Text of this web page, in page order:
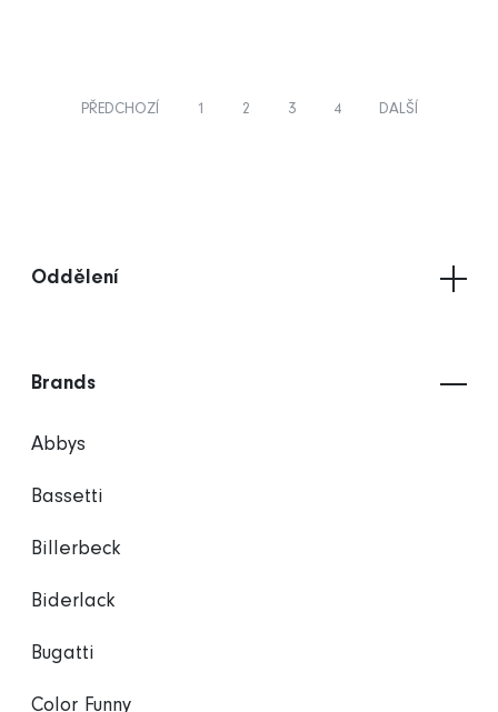
PŘEDCHOZÍ 1 2 3 4 DALŠÍ
Oddělení
Brands
Abbys
Bassetti
Billerbeck
Biderlack
Bugatti
Color Funny